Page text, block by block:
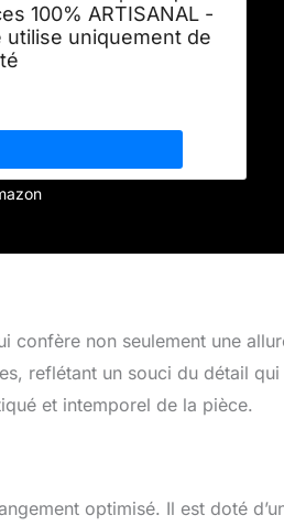
100% ARTISANAL -
utilise uniquement de
confère non seulement une
reflétant un souci du détail qui
et intemporel de la pièce.
optimisé. Il est doté